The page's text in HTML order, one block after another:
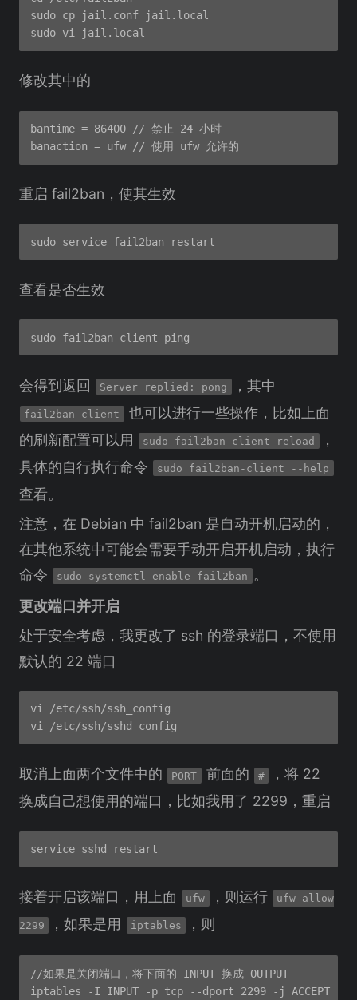
sudo cp jail.conf jail.local
修改其中的
bantime = 86400 // 禁止 24 小时
重启 fail2ban，使其生效
查看是否生效
会得到返回 Server replied: pong ，其中
fail2ban-client
也可以进行一些操作，比如上面
的刷新配置可以用
sudo fail2ban-client reload
，
具体的自行执行命令
sudo fail2ban-client --help
查看。
注意，在 Debian 中 fail2ban 是自动开机启动的，
在其他系统中可能会需要手动开启开机启动，执行
命令
sudo systemctl enable fail2ban
。
更改端口并开启
处于安全考虑，我更改了 ssh 的登录端口，不使用
默认的 22 端口
vi /etc/ssh/ssh_config
取消上面两个文件中的 PORT 前面的 #
，将 22
换成自己想使用的端口，比如我用了 2299，重启
接着开启该端口，用上面 ufw ，则运行 ufw allow
2299 ，如果是用 iptables ，则
//如果是关闭端口，将下面的 INPUT 换成 OUTPUT